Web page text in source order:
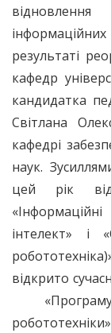
результаті
кафедр
кандидатка
Світлана
кафедрі
наук.
цей рік
інтелект» і
відкрито